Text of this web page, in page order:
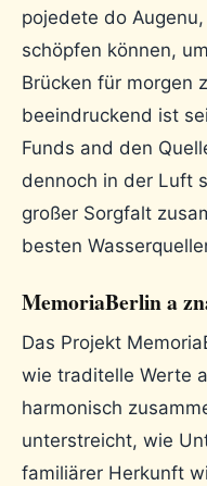
pojedete do
schöpfen können,
Brücken für morgen
beeindruckend ist
Funds and den
dennoch in der Luft
großer Sorgfalt
besten
MemoriaBerlin a
Das Projekt
wie traditelle Werte
harmonisch
unterstreicht, wie
familiärer Herkunft